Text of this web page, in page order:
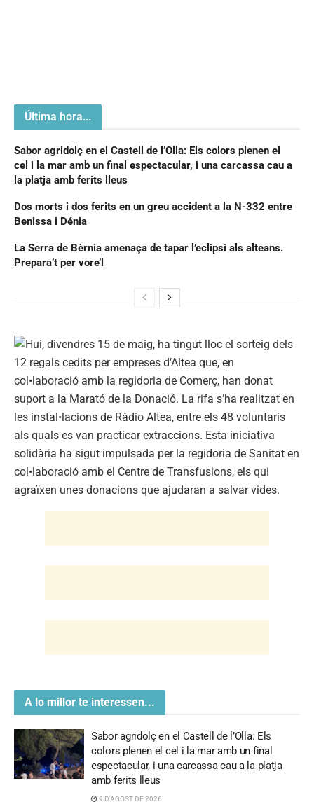
Última hora...
Sabor agridolç en el Castell de l’Olla: Els colors plenen el
cel i la mar amb un final espectacular, i una carcassa cau a
la platja amb ferits lleus
Dos morts i dos ferits en un greu accident a la N-332 entre
Benissa i Dénia
La Serra de Bèrnia amenaça de tapar l’eclipsi als alteans.
Prepara’t per vore’l
A lo millor te interessen...
Sabor agridolç en el Castell de l’Olla: Els
colors plenen el cel i la mar amb un final
espectacular, i una carcassa cau a la platja
amb ferits lleus
9 D'AGOST DE 2026